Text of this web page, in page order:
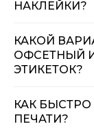
НАКЛЕЙКИ?
КАКОЙ
ОФСЕТНЫЙ
ЭТИКЕТОК?
КАК
ПЕЧАТИ?